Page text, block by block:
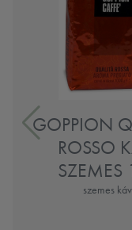
GOPPION
ROSSO
SZEMES
szemes